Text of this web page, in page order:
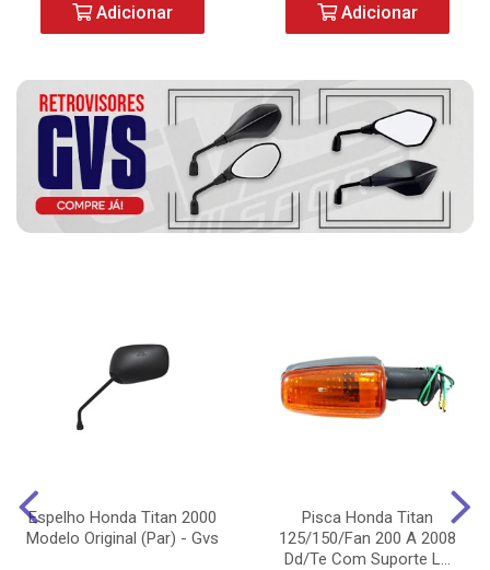
Adicionar Adicionar
Espelho Honda Titan 2000
Modelo Original (Par) - Gvs
Pisca Honda Titan
125/150/Fan 200 A 2008
Dd/Te Com Suporte L...